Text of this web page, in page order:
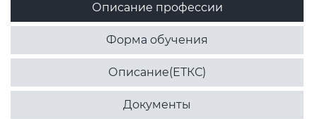
Описание профессии
Форма обучения
Описание(ЕТКС)
Документы